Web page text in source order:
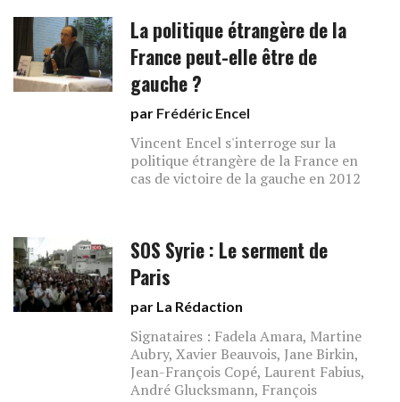
La politique étrangère de la
France peut-elle être de
gauche ?
par Frédéric Encel
Vincent Encel s'interroge sur la
politique étrangère de la France en
cas de victoire de la gauche en 2012
SOS Syrie : Le serment de
Paris
par La Rédaction
Signataires : Fadela Amara, Martine
Aubry, Xavier Beauvois, Jane Birkin,
Jean-François Copé, Laurent Fabius,
André Glucksmann, François